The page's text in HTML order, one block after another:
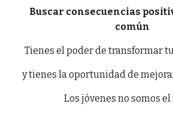
Buscar consecuencias
común
Tienes el poder de transformar
y tienes la oportunidad de
Los jóvenes no somos